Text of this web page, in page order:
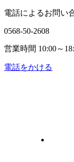
電話によるお問い
0568-50-2608
営業時間 10:00～
電話をかける